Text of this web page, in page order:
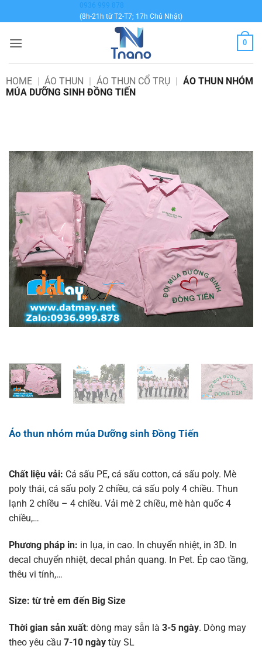
qua
dung
0936 999 878
(8h-21h từ T2-T7; 17h Chủ Nhật)
0
HOME | ÁO THUN | ÁO THUN CỔ TRỤ | ÁO THUN NHÓM
MÚA DƯỠNG SINH ĐỒNG TIẾN
Áo thun nhóm múa Dưỡng sinh Đồng Tiến
Chất liệu vải: Cá sấu PE, cá sấu cotton, cá sấu poly. Mè
poly thái, cá sấu poly 2 chiều, cá sấu poly 4 chiều. Thun
lạnh 2 chiều – 4 chiều. Vải mè 2 chiều, mè hàn quốc 4
chiều,…
Phương pháp in: in lụa, in cao. In chuyển nhiệt, in 3D. In
decal chuyển nhiệt, decal phản quang. In Pet. Ép cao tầng,
thêu vi tính,…
Size: từ trẻ em đến Big Size
Thời gian sản xuất: dòng may sẵn là 3-5 ngày. Dòng may
theo yêu cầu 7-10 ngàytùy SL